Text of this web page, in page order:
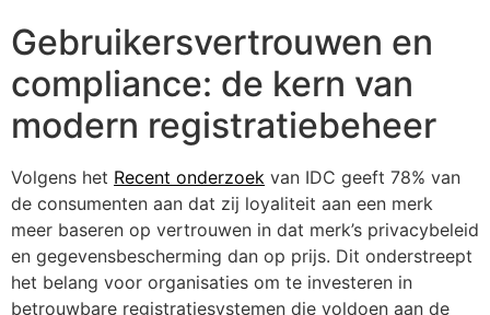
Gebruikersvertrouwen en
compliance: de kern van
modern registratiebeheer
Volgens het Recent onderzoek van IDC geeft 78% van
de consumenten aan dat zij loyaliteit aan een merk
meer baseren op vertrouwen in dat merk’s privacybeleid
en gegevensbescherming dan op prijs. Dit onderstreept
het belang voor organisaties om te investeren in
betrouwbare registratiesystemen die voldoen aan de